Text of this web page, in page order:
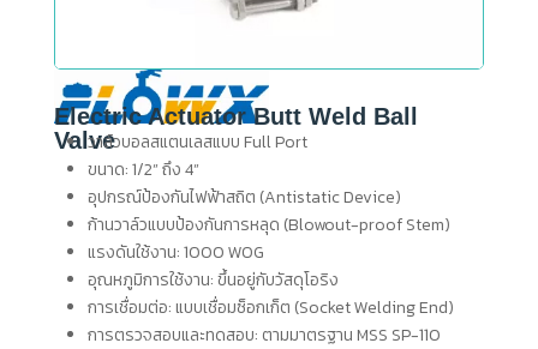
Electric Actuator Butt Weld Ball
Valveวาล์วบอลสแตนเลสแบบ Full Port
ขนาด: 1/2” ถึง 4”
อุปกรณ์ป้องกันไฟฟ้าสถิต (Antistatic Device)
ก้านวาล์วแบบป้องกันการหลุด (Blowout-proof Stem)
แรงดันใช้งาน: 1000 WOG
อุณหภูมิการใช้งาน: ขึ้นอยู่กับวัสดุโอริง
การเชื่อมต่อ: แบบเชื่อมซ็อกเก็ต (Socket Welding End)
การตรวจสอบและทดสอบ: ตามมาตรฐาน MSS SP-110